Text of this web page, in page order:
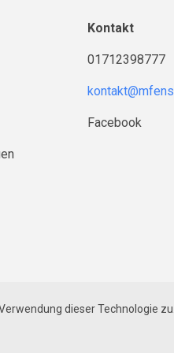
Kontakt
01712398777
Facebook
dieser Technologie